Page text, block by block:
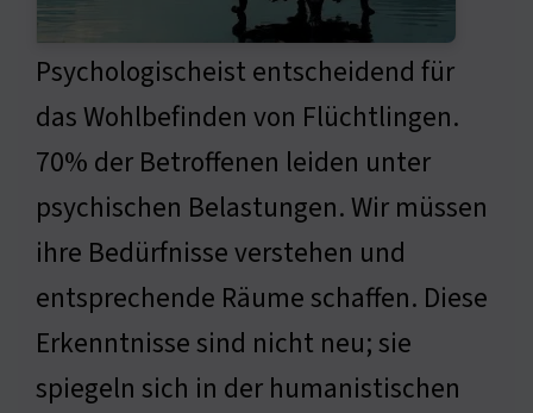
Psychologischeist entscheidend für
das Wohlbefinden von Flüchtlingen.
70% der Betroffenen leiden unter
psychischen Belastungen. Wir müssen
ihre Bedürfnisse verstehen und
entsprechende Räume schaffen. Diese
Erkenntnisse sind nicht neu; sie
spiegeln sich in der humanistischen